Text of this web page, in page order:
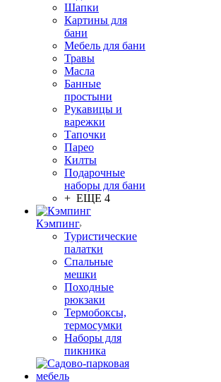
Шапки
Картины для
бани
Мебель для бани
Травы
Масла
Банные
простыни
Рукавицы и
варежки
Тапочки
Парео
Килты
Подарочные
наборы для бани
+ ЕЩЕ 4
Кэмпинг
Туристические
палатки
Спальные
мешки
Походные
рюкзаки
Термобоксы,
термосумки
Наборы для
пикника